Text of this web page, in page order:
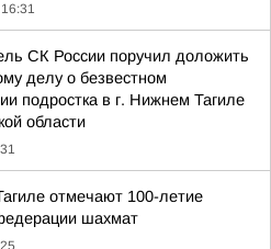
СК России поручил доложить
делу о безвестном
подростка в г. Нижнем Тагиле
области
отмечают 100-летие
шахмат